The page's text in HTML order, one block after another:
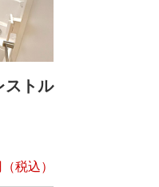
ストル